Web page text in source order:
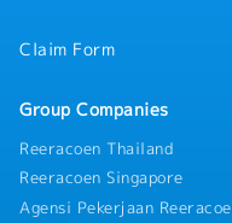
Claim Form
Group Companies
Reeracoen Thailand
Reeracoen Singapore
Agensi Pekerjaan